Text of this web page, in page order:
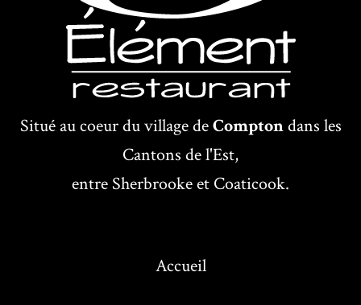
Situé au coeur du village deComptondans les
Cantons de l'Est,
entre Sherbrooke et Coaticook.
Accueil